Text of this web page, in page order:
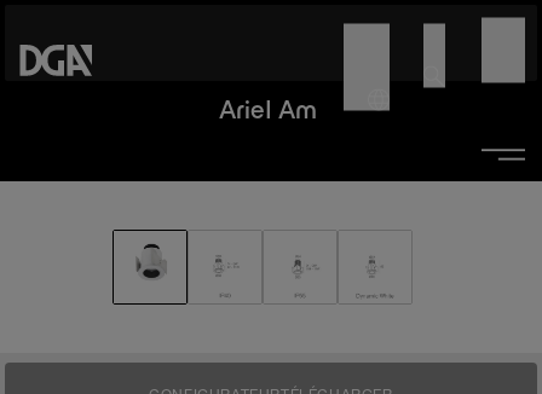
Ariel Am